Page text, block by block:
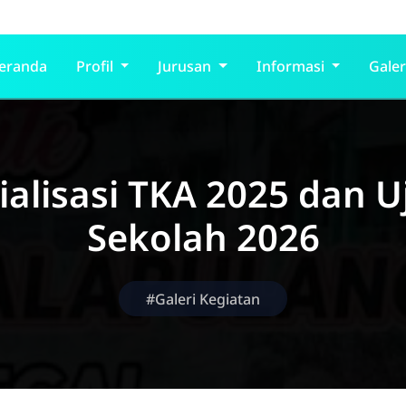
Profil Jurusan Informasi
TKA 2025 dan
Sekolah 2026
#Galeri Kegiatan